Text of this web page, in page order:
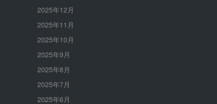
2025年12月
2025年11月
2025年10月
2025年9月
2025年8月
2025年7月
2025年6月